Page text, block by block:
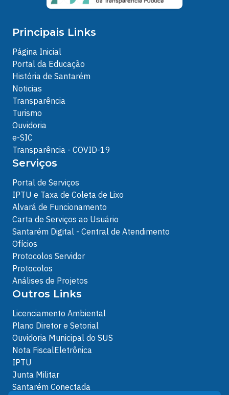
Principais Links
Página Inicial
Portal da Educação
História de Santarém
Noticias
Transparência
Turismo
Ouvidoria
e-SIC
Transparência - COVID-19
Serviços
Portal de Serviços
IPTU e Taxa de Coleta de Lixo
Alvará de Funcionamento
Carta de Serviços ao Usuário
Santarém Digital - Central de Atendimento
Ofícios
Protocolos Servidor
Protocolos
Análises de Projetos
Outros Links
Licenciamento Ambiental
Plano Diretor e Setorial
Ouvidoria Municipal do SUS
Nota FiscalEletrônica
IPTU
Junta Militar
Santarém Conectada